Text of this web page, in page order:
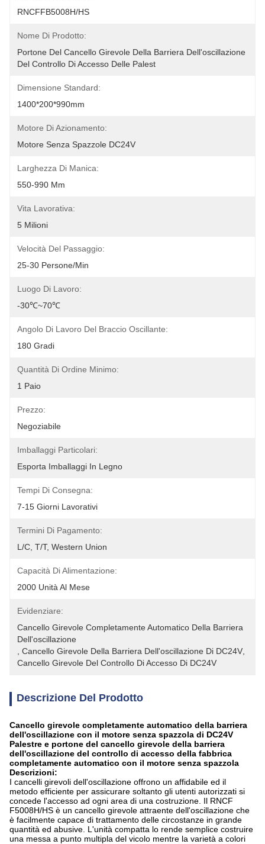
RNCFFB5008H/HS
Nome Di Prodotto:
Portone Del Cancello Girevole Della Barriera Dell'oscillazione
Del Controllo Di Accesso Delle Palest
Dimensione Standard:
1400*200*990mm
Motore Di Azionamento:
Motore Senza Spazzole DC24V
Larghezza Di Manica:
550-990 Mm
Vita Lavorativa:
5 Milioni
Velocità Del Passaggio:
25-30 Persone/min
Luogo Di Lavoro:
-30℃~70℃
Angolo Di Lavoro Del Braccio Oscillante:
180 Gradi
Quantità Di Ordine Minimo:
1 Paio
Prezzo:
Negoziabile
Imballaggi Particolari:
Esporta Imballaggi In Legno
Tempi Di Consegna:
7-15 Giorni Lavorativi
Termini Di Pagamento:
L/C, T/T, Western Union
Capacità Di Alimentazione:
2000 Unità Al Mese
Evidenziare:
Cancello Girevole Completamente Automatico Della Barriera
Dell'oscillazione
Cancello Girevole Della Barriera Dell'oscillazione Di DC24V
Cancello Girevole Del Controllo Di Accesso Di DC24V
Descrizione Del Prodotto
Cancello girevole completamente automatico della barriera
dell'oscillazione con il motore senza spazzola di DC24V
Palestre e portone del cancello girevole della barriera
dell'oscillazione del controllo di accesso della fabbrica
completamente automatico con il motore senza spazzola
Descrizioni:
I cancelli girevoli dell'oscillazione offrono un affidabile ed il
metodo efficiente per assicurare soltanto gli utenti autorizzati si
concede l'accesso ad ogni area di una costruzione. Il RNCF
F5008H/HS è un cancello girevole attraente dell'oscillazione che
è facilmente capace di trattamento delle circostanze in grande
quantità ed abusive. L'unità compatta lo rende semplice costruire
una messa a punto multipla del vicolo mentre la varietà a colori